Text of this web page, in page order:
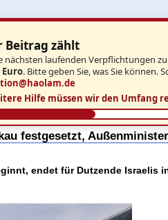
Beitrag zählt
nächsten laufenden Verpflichtungen
Euro. Bitte geben Sie, was Sie können.
Hilfe müssen wir den Umfang
festgesetzt,
endet für Dutzende Israelis